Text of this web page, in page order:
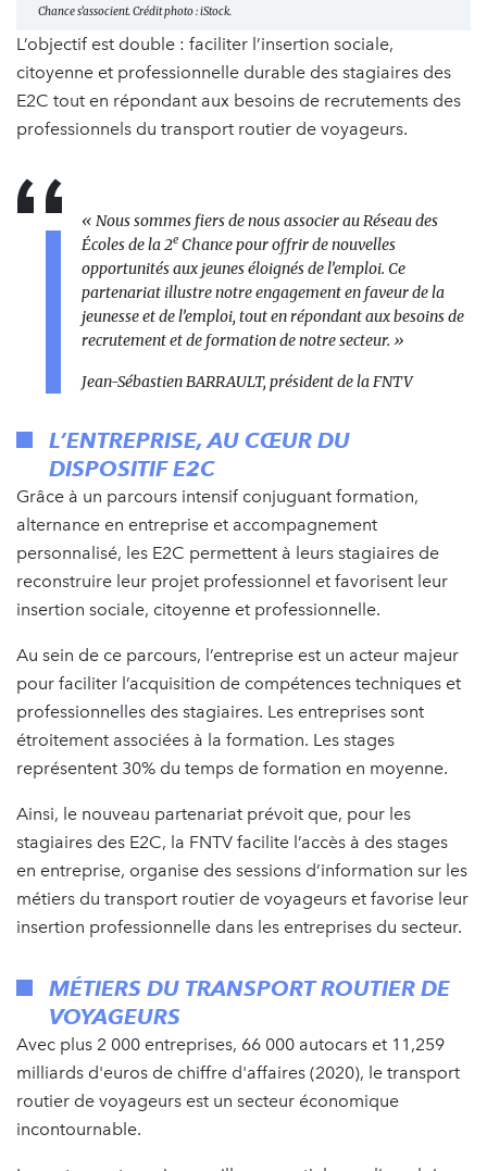
Chance s’associent. Crédit photo : iStock.
L’objectif est double : faciliter l’insertion sociale,
citoyenne et professionnelle durable des stagiaires des
E2C tout en répondant aux besoins de recrutements des
professionnels du transport routier de voyageurs.
« Nous sommes fiers de nous associer au Réseau des
Écoles de la 2e Chance pour offrir de nouvelles
opportunités aux jeunes éloignés de l’emploi. Ce
partenariat illustre notre engagement en faveur de la
jeunesse et de l’emploi, tout en répondant aux besoins de
recrutement et de formation de notre secteur. »
Jean-Sébastien BARRAULT, président de la FNTV
L’ENTREPRISE, AU CŒUR DU
DISPOSITIF E2C
Grâce à un parcours intensif conjuguant formation,
alternance en entreprise et accompagnement
personnalisé, les E2C permettent à leurs stagiaires de
reconstruire leur projet professionnel et favorisent leur
insertion sociale, citoyenne et professionnelle.
Au sein de ce parcours, l’entreprise est un acteur majeur
pour faciliter l’acquisition de compétences techniques et
professionnelles des stagiaires. Les entreprises sont
étroitement associées à la formation. Les stages
représentent 30% du temps de formation en moyenne.
Ainsi, le nouveau partenariat prévoit que, pour les
stagiaires des E2C, la FNTV facilite l’accès à des stages
en entreprise, organise des sessions d’information sur les
métiers du transport routier de voyageurs et favorise leur
insertion professionnelle dans les entreprises du secteur.
MÉTIERS DU TRANSPORT ROUTIER DE
VOYAGEURS
Avec plus 2 000 entreprises, 66 000 autocars et 11,259
milliards d'euros de chiffre d'affaires (2020), le transport
routier de voyageurs est un secteur économique
incontournable.